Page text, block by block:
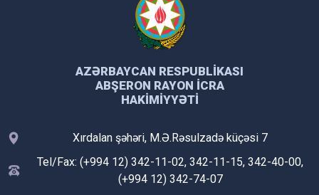
AZƏRBAYCAN RESPUBLIKASI
ABŞERON RAYON İCRA
HAKIMIYYƏTI
Xırdalan şəhəri, M.Ə.Rəsulzadə küçəsi 7
Tel/Fax: (+994 12) 342-11-02, 342-11-15, 342-40-00,
(+994 12) 342-74-07